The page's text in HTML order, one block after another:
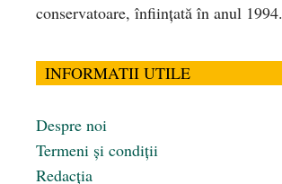
conservatoare, înfiinţată în anul 1994.
INFORMATII UTILE
Despre noi
Termeni și condiții
Redacția